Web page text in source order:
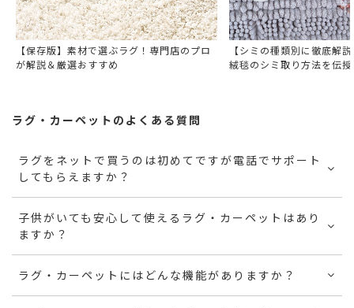
【保存版】素材で選ぶラグ！専門店のプロ
が解説＆厳選おすすめ
【シミの種類別に徹底解
絨毯のシミ取り方法を伝
ラグ・カーペットのよくある質問
ラグをネットで買うのは初めてですが電話でサポート
してもらえますか？
子供がいても安心して使えるラグ・カーペットはあり
ますか？
ラグ・カーペットにはどんな機能がありますか？